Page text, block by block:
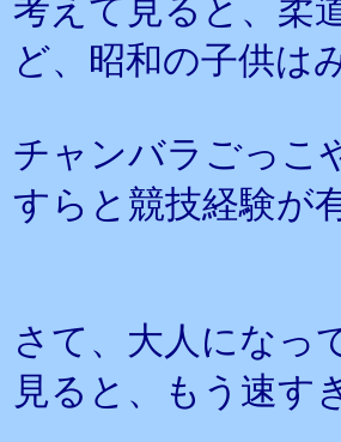
考えて見ると、柔
ど、昭和の子供は
チャンバラごっこ
すらと競技経験が
さて、大人になっ
見ると、もう速す